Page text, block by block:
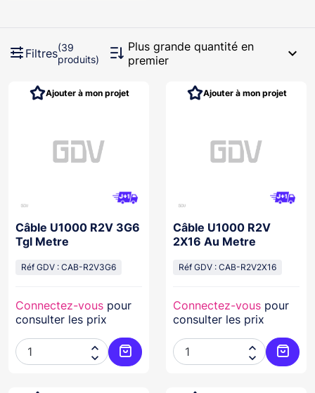
Filtres(39
produits)
Plus grande quantité en
premier
expand_more
Câble U1000 R2V 3G6
Tgl Metre
Réf GDV : CAB-R2V3G6
Connectez-vous pour
consulter les prix


Ajouter au panier
Ajouter à mon projet
Câble U1000 R2V
2X16 Au Metre
Réf GDV : CAB-R2V2X16
Connectez-vous pour
consulter les prix


Ajouter à mon projet